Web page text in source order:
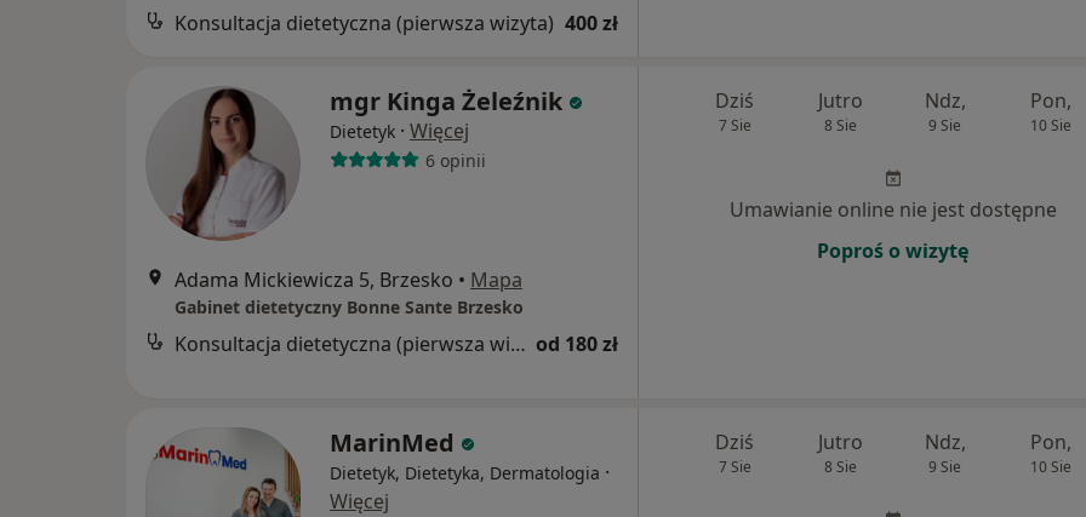
Konsultacja dietetyczna (pierwsza wizyta) 400 zł
mgr Kinga Żeleźnik
Dietetyk · Więcej
6 opinii
Adama Mickiewicza 5, Brzesko • Mapa
Gabinet dietetyczny Bonne Sante Brzesko
Konsultacja dietetyczna (pierwsza wizyta) od 180 zł
Dziś
7 Sie
Jutro
8 Sie
Ndz,
9 Sie
Pon,
10 Sie
Umawianie online nie jest dostępne
Poproś o wizytę
MarinMed
Dietetyk, Dietetyka, Dermatologia ·
Więcej
Dziś
7 Sie
Jutro
8 Sie
Ndz,
9 Sie
Pon,
10 Sie